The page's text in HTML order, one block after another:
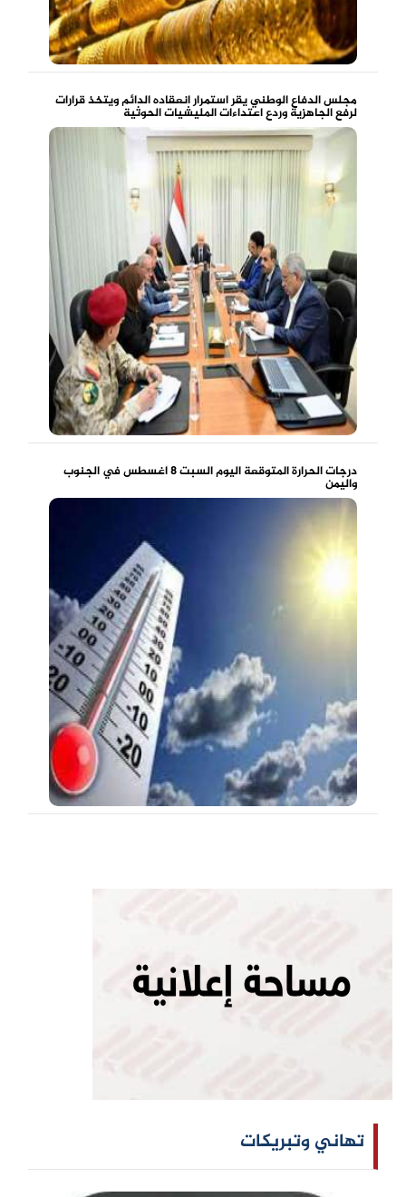
مجلس الدفاع الوطني يقر استمرار انعقاده الدائم ويتخذ قرارات
لرفع الجاهزية وردع اعتداءات المليشيات الحوثية
درجات الحرارة المتوقعة اليوم السبت 8 اغسطس في الجنوب
واليمن
تهاني وتبريكات